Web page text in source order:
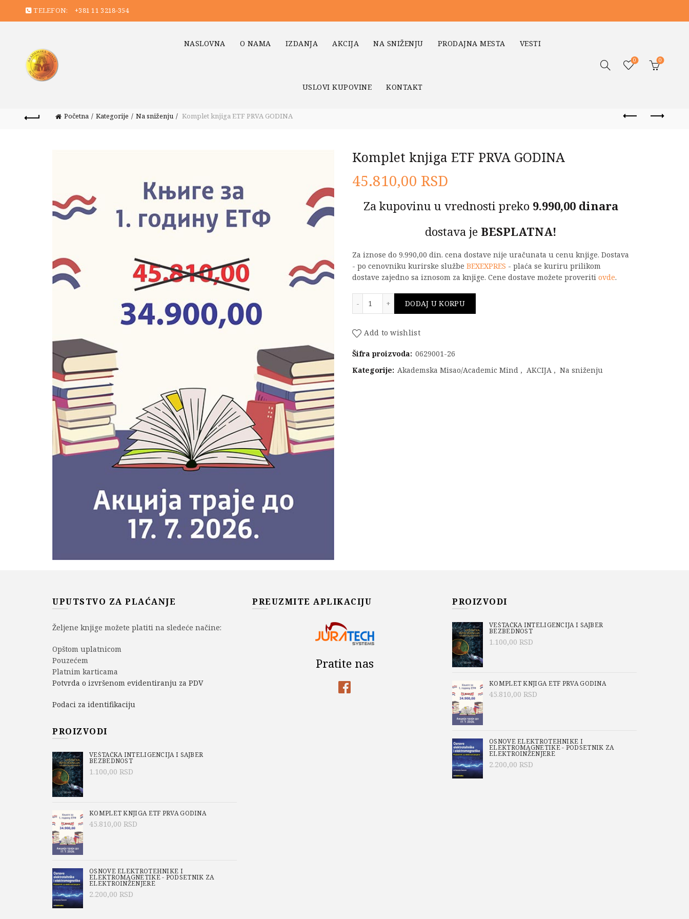
TELEFON: +381 11 3218-354
NASLOVNA O NAMA IZDANJA AKCIJA NA SNIŽENJU PRODAJNA MESTA VESTI
USLOVI KUPOVINE KONTAKT
0 0
Početna Kategorije Na sniženju Komplet knjiga ETF PRVA GODINA
Komplet knjiga ETF PRVA GODINA
45.810,00 RSD
Za kupovinu u vrednosti preko 9.990,00 dinara
dostava je BESPLATNA!
Za iznose do 9.990,00 din. cena dostave nije uračunata u cenu knjige. Dostava
- po cenovniku kurirske službe BEXEXPRES - plaća se kuriru prilikom
dostave zajedno sa iznosom za knjige. Cene dostave možete proveriti ovde.
DODAJ U KORPU
Add to wishlist
Šifra proizvoda: 0629001-26
Kategorije: Akademska Misao/Academic Mind , AKCIJA , Na sniženju
UPUTSTVO ZA PLAĆANJE
Željene knjige možete platiti na sledeće načine:
Opštom uplatnicom
Pouzećem
Platnim karticama
Potvrda o izvršenom evidentiranju za PDV
Podaci za identifikaciju
PROIZVODI
VEŠTAČKA INTELIGENCIJA I SAJBER
BEZBEDNOST
1.100,00 RSD
KOMPLET KNJIGA ETF PRVA GODINA
45.810,00 RSD
OSNOVE ELEKTROTEHNIKE I
ELEKTROMAGNETIKE - PODSETNIK ZA
ELEKTROINŽENJERE
2.200,00 RSD
PREUZMITE APLIKACIJU
Pratite nas
PROIZVODI
VEŠTAČKA INTELIGENCIJA I SAJBER
BEZBEDNOST
1.100,00 RSD
KOMPLET KNJIGA ETF PRVA GODINA
45.810,00 RSD
OSNOVE ELEKTROTEHNIKE I
ELEKTROMAGNETIKE - PODSETNIK ZA
ELEKTROINŽENJERE
2.200,00 RSD